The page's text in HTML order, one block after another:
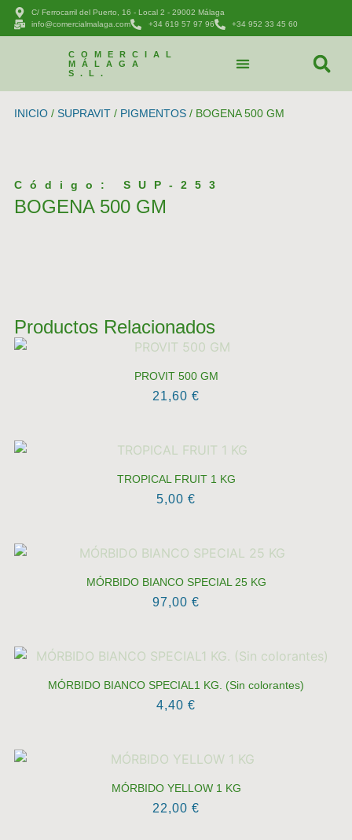
C/ Ferrocarril del Puerto, 16 - Local 2 - 29002 Málaga
info@comercialmalaga.com
+34 619 57 97 96 +34 952 33 45 60
COMERCIAL
MÁLAGA
S.L.
INICIO/ SUPRAVIT/ PIGMENTOS/ BOGENA 500 GM
Código: SUP-253
BOGENA 500 GM
Productos Relacionados
PROVIT 500 GM
21,60 €
TROPICAL FRUIT 1 KG
5,00 €
MÓRBIDO BIANCO SPECIAL 25 KG
97,00 €
MÓRBIDO BIANCO SPECIAL1 KG. (Sin colorantes)
4,40 €
MÓRBIDO YELLOW 1 KG
22,00 €